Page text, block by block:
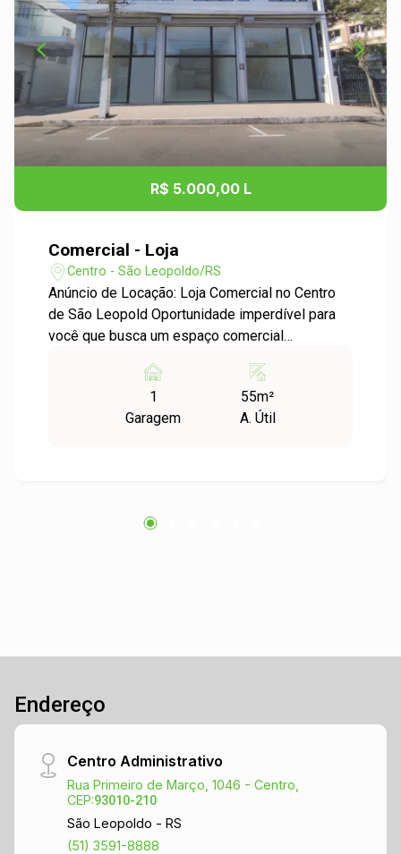
R$ 5.000,00 L
Comercial - Loja
Centro - São Leopoldo/RS
Anúncio de Locação: Loja Comercial no Centro
de São Leopold Oportunidade imperdível para
você que busca um espaço comercial
uma loja para locação no coração do bairro
Centro de São Leopoldo, ideal para diversos
tipos de negócios. Características do Imóvel: -
- Espaço bem distribuído, proporcionando
escritórios ou qualquer outro tipo de comércio. -
bancos, restaurantes e lojas, garantindo um fluxo
constante de potenciais clientes. Não perca
privilegiado em uma das áreas mais
movimentadas de São Leopoldo. Entre em
contato para mais informações e agende uma
visita!
1
Garagem
55m²
A. Útil
Endereço
Centro Administrativo
Rua Primeiro de Março, 1046 - Centro,
CEP:93010-210
São Leopoldo - RS
(51) 3591-8888